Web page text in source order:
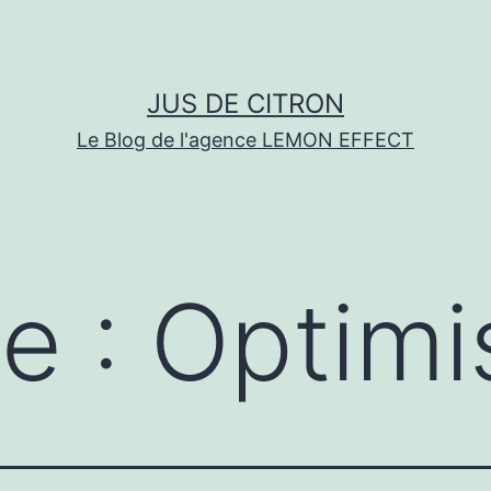
JUS DE CITRON
Le Blog de l'agence LEMON EFFECT
: